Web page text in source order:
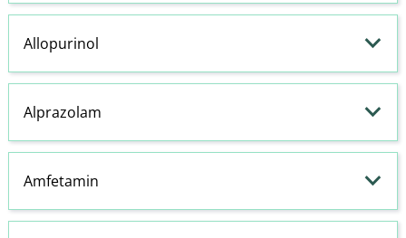
Allopurinol
Alprazolam
Amfetamin